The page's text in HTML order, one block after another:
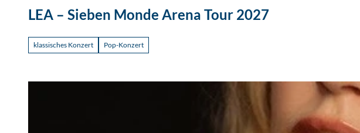
LEA – Sieben Monde Arena Tour 2027
klassisches Konzert Pop-Konzert